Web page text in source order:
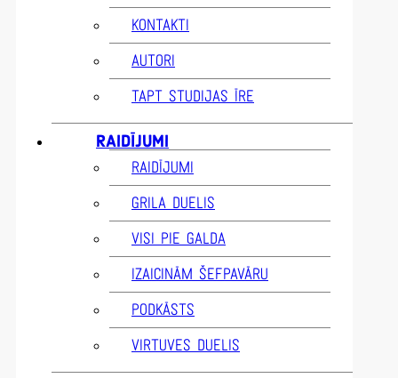
KONTAKTI
AUTORI
TAPT STUDIJAS ĪRE
RAIDĪJUMI
RAIDĪJUMI
GRILA DUELIS
VISI PIE GALDA
IZAICINĀM ŠEFPAVĀRU
PODKĀSTS
VIRTUVES DUELIS